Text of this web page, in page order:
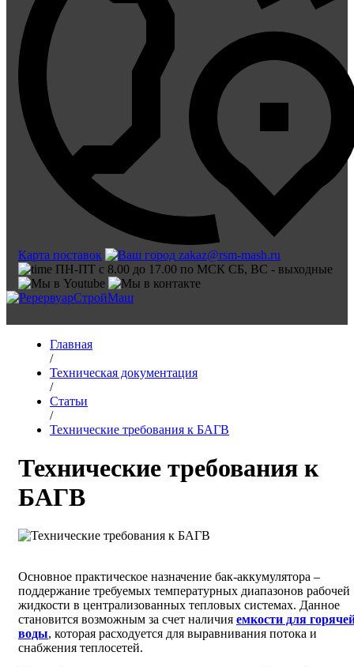
Карта поставок
zakaz@rsm-mash.ru
ПН-ПТ с 8.00 до 17.00 по МСК СБ, ВС - выходные
Главная
/
Техническая документация
/
Статьи
/
Технические требования к БАГВ
Технические требования к
БАГВ
Основное практическое назначение бак-аккумулятора –
поддержание требуемых температурных диапазонов рабочей
жидкости в централизованных тепловых системах. Данное
становится возможным за счет наличия емкости для
воды, которая расходуется для выравнивания потока и
снабжения теплосетей.